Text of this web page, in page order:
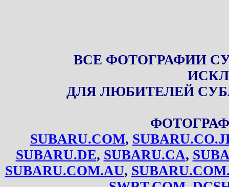
ВСЕ ФОТОГРАФИИ
ДЛЯ ЛЮБИТЕЛЕЙ
SUBARU.COM,
SUBARU.DE, SUBARU.CA,
SUBARU.COM.AU,